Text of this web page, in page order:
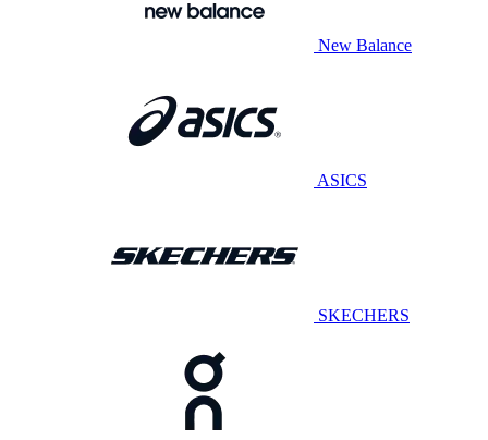
New Balance
ASICS
SKECHERS